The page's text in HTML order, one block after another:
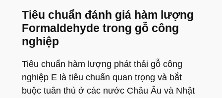
Tiêu chuẩn đánh giá hàm lượng
Formaldehyde trong gỗ công
nghiệp
Tiêu chuẩn hàm lượng phát thải gỗ công
nghiệp E là tiêu chuẩn quan trọng và bắt
buộc tuân thủ ở các nước Châu Âu và Nhật